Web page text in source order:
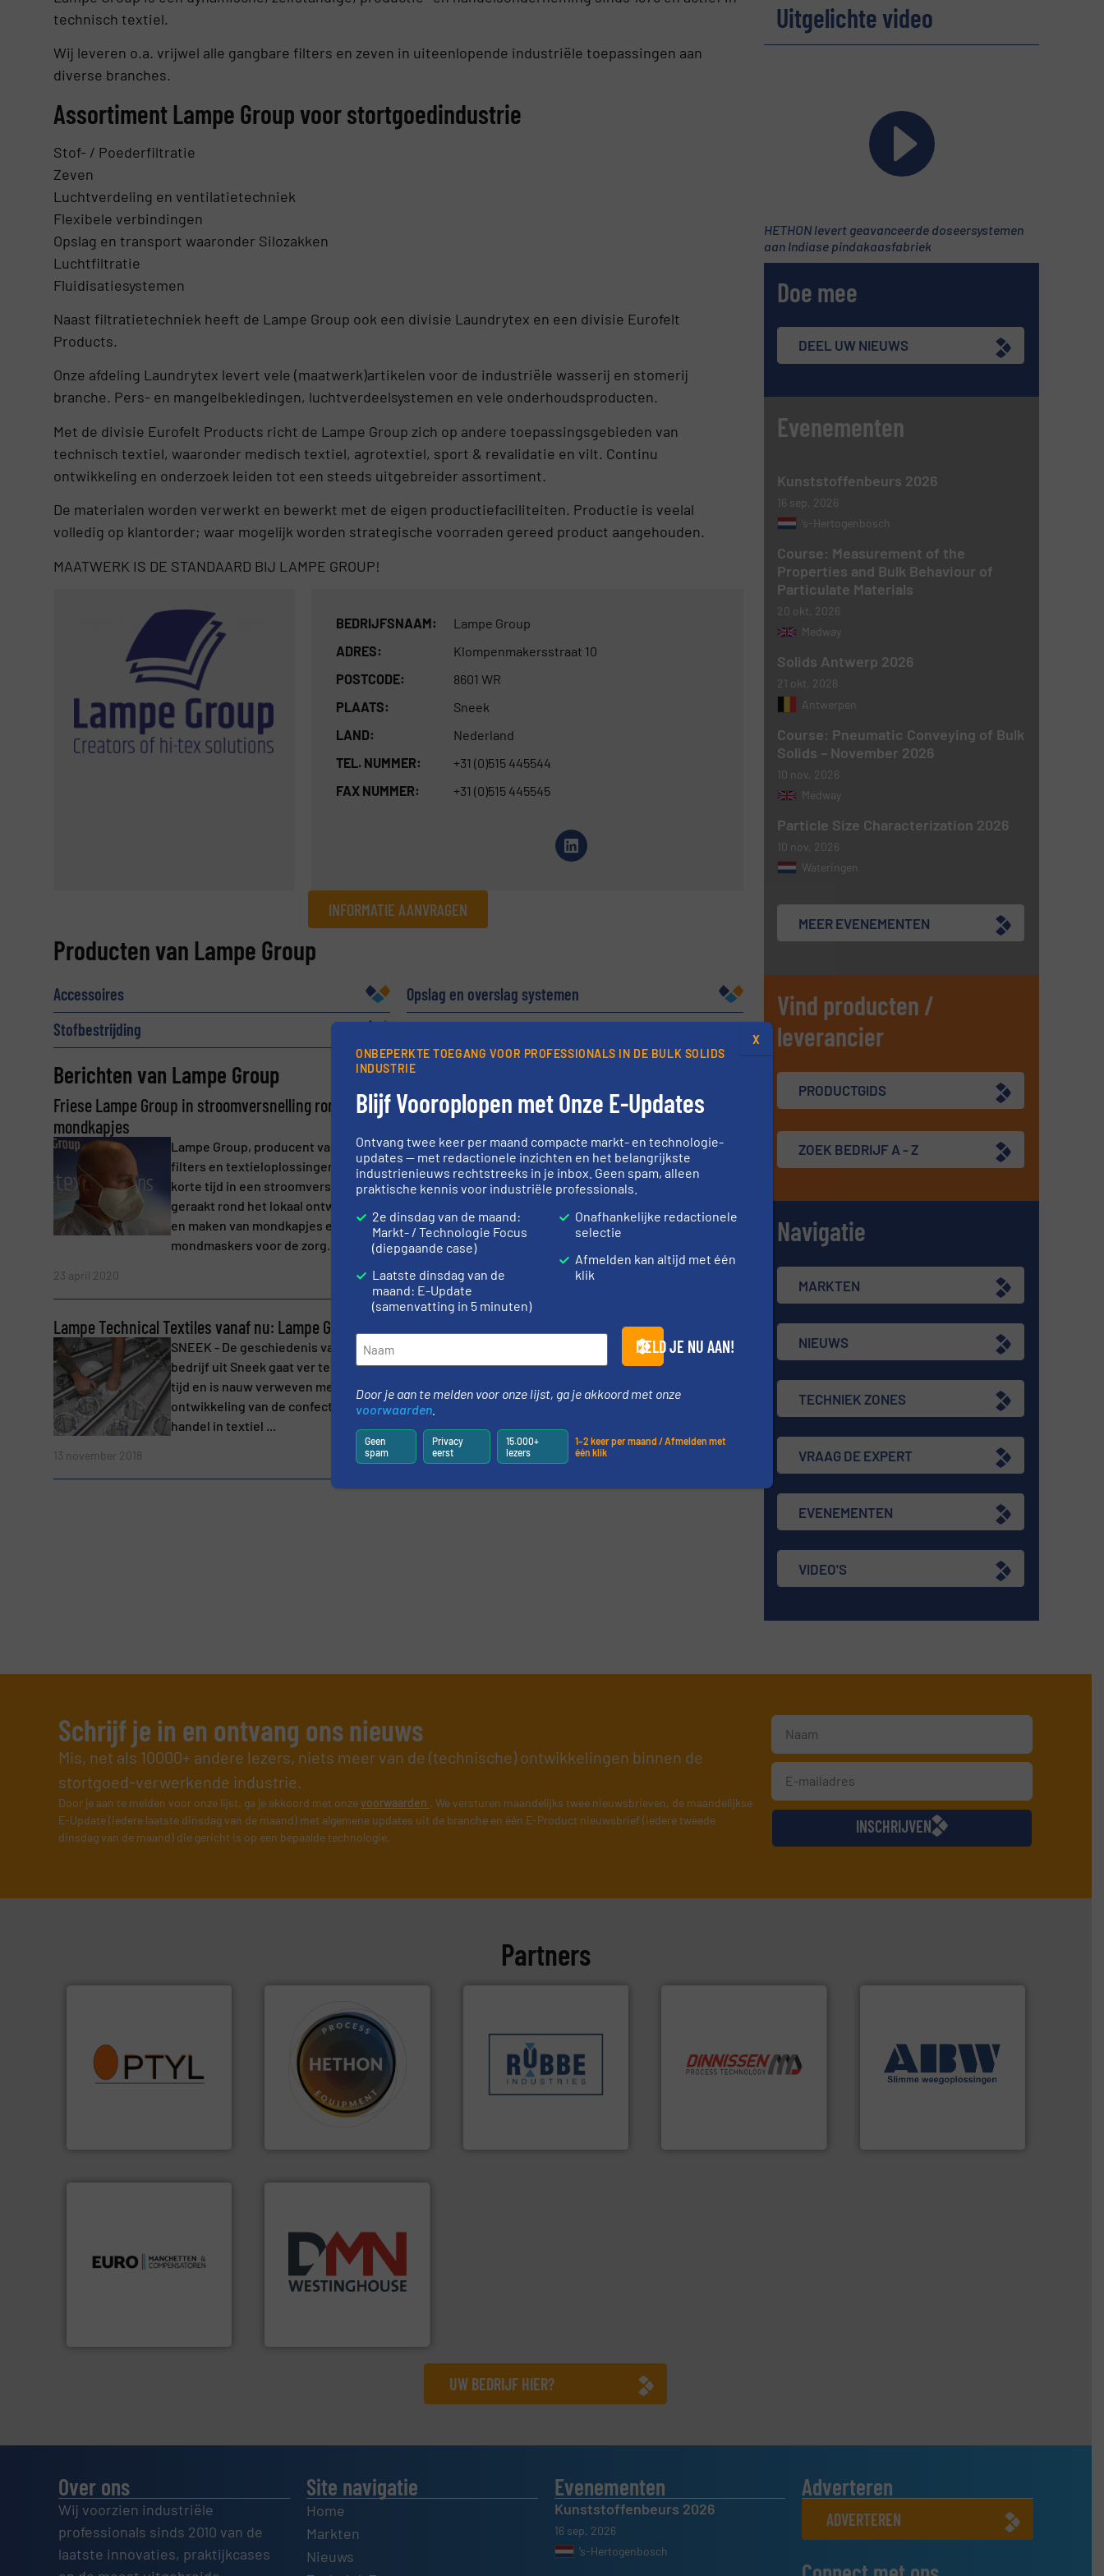
technisch textiel.
Wij leveren o.a. vrijwel alle gangbare filters en zeven in uiteenlopende industriële toepassingen aan
diverse branches.
Assortiment Lampe Group voor stortgoedindustrie
Stof- / Poederfiltratie
Zeven
Luchtverdeling en ventilatietechniek
Flexibele verbindingen
Opslag en transport waaronder Silozakken
Luchtfiltratie
Fluidisatiesystemen
Naast filtratietechniek heeft de Lampe Group ook een divisie Laundrytex en een divisie Eurofelt
Products.
Onze afdeling Laundrytex levert vele (maatwerk)artikelen voor de industriële wasserij en stomerij
branche. Pers- en mangelbekledingen, luchtverdeelsystemen en vele onderhoudsproducten.
Met de divisie Eurofelt Products richt de Lampe Group zich op andere toepassingsgebieden van
technisch textiel, waaronder medisch textiel, agrotextiel, sport & revalidatie en vilt. Continu
ontwikkeling en onderzoek leiden tot een steeds uitgebreider assortiment.
De materialen worden verwerkt en bewerkt met de eigen productiefaciliteiten. Productie is veelal
volledig op klantorder; waar mogelijk worden strategische voorraden gereed product aangehouden.
MAATWERK IS DE STANDAARD BIJ LAMPE GROUP!
BEDRIJFSNAAM:
Lampe Group
ADRES:
Klompenmakersstraat 10
POSTCODE:
8601 WR
PLAATS:
Sneek
LAND:
Nederland
TEL. NUMMER:
+31 (0)515 445544
FAX NUMMER:
+31 (0)515 445545
INFORMATIE AANVRAGEN
Informatie aanvragen
E-mail Telefoonnummer
Onderwerp
Bericht (Vereist)
Nieuwsbrief
Ja, schrijf mij in voor de BulkTech nieuwsbrieven.
CAPTCHA
Producten van Lampe Group
Accessoires
Opslag en overslag systemen
Stofbestrijding
Berichten van Lampe Group
Friese Lampe Group in stroomversnelling rond
mondkapjes
Lampe Group, producent van o.a.
filters en textieloplossingen, is in
korte tijd in een stroomversnelling
geraakt rond het lokaal ontwikkelen
en maken van mondkapjes en
mondmaskers voor de zorg. ...
23 april 2020 Lees meer
Op zoek naar een flexibele verbinding met een langere
Veel tijd kwijt bij het installeren en
het onderhoud van traditionele
manchetten en slangklemmen? Dat is
van Lampe Sieve en Flextex! ...
10 april 2019 Lees meer
Lampe Technical Textiles vanaf nu: Lampe Group!
SNEEK - De geschiedenis van het
bedrijf uit Sneek gaat ver terug in de
tijd en is nauw verweven met de
ontwikkeling van de confectie en de
handel in textiel ...
13 november 2018 Lees meer
LAMPE FlexTex, snelwisselsystemen JACOB en BFM
SNEEK - Binnen het assortiment
flexibele verbindingen winnen de
20 mei 2017
Uitgelichte video
HETHON levert geavanceerde doseersystemen
aan Indiase pindakaasfabriek
Doe mee
DEEL UW NIEUWS
Evenementen
Kunststoffenbeurs 2026
16 sep, 2026
’s-Hertogenbosch
Course: Measurement of the
Properties and Bulk Behaviour of
Particulate Materials
20 okt, 2026
Medway
Solids Antwerp 2026
21 okt, 2026
Antwerpen
Course: Pneumatic Conveying of Bulk
Solids – November 2026
10 nov, 2026
Medway
Particle Size Characterization 2026
10 nov, 2026
Wateringen
MEER EVENEMENTEN
Vind producten /
leverancier
PRODUCTGIDS
ZOEK BEDRIJF A - Z
Navigatie
MARKTEN
NIEUWS
TECHNIEK ZONES
VRAAG DE EXPERT
EVENEMENTEN
VIDEO'S
Schrijf je in en ontvang ons nieuws
Mis, net als 10000+ andere lezers, niets meer van de (technische) ontwikkelingen binnen de
stortgoed-verwerkende industrie.
Door je aan te melden voor onze lijst, ga je akkoord met onzevoorwaarden . We versturen maandelijks twee nieuwsbrieven, de maandelijkse
E-Update (iedere laatste dinsdag van de maand) met algemene updates uit de branche en één E-Product nieuwsbrief (iedere tweede
dinsdag van de maand) die gericht is op een bepaalde technologie.
INSCHRIJVEN
Partners
QAL1 metingen: Optyl is het
aanspreekpunt voor uw
vragen omtrent stof.Meer
HETHON is wereldwijd
specialist in poeder- en
vloeistofdosering, met
name bij lastig te verwerken
materialen.Meer info ➜
verpakking- en
transportprocessen die
klanten in verschillende
sectoren hebben geholpen.
stortgoedtechnologie.
Trusted by the best”.Meer
info ➜
aan weegapparatuur en -
componenten diverse
geautomatiseerde
weegoplossingen. Meer info
dan dertig jaar actief op het
gebied van flexibele
plastic-, (petro) chemische,
farmaceutische,
mineralen-, energie en
biomassa industrieën.
Meer info ➜
UW BEDRIJF HIER?
Over ons
Wij voorzien industriële
professionals sinds 2010 van de
laatste innovaties, praktijkcases
Site navigatie
Home
Markten
Nieuws
Evenementen
Kunststoffenbeurs 2026
16 sep, 2026
’s-Hertogenbosch
Adverteren
ADVERTEREN
ONBEPERKTE TOEGANG VOOR PROFESSIONALS IN DE BULK SOLIDS
INDUSTRIE
Blijf Vooroplopen met Onze E-Updates
Ontvang twee keer per maand compacte markt- en technologie-
updates — met redactionele inzichten en het belangrijkste
industrienieuws rechtstreeks in je inbox. Geen spam, alleen
praktische kennis voor industriële professionals.
2e dinsdag van de maand:
Markt- / Technologie Focus
(diepgaande case)
Laatste dinsdag van de
maand: E-Update
(samenvatting in 5 minuten)
Onafhankelijke redactionele
selectie
Afmelden kan altijd met één
klik
MELD JE NU AAN!
Door je aan te melden voor onze lijst, ga je akkoord met onze
voorwaarden
Geen
spam
Privacy
eerst
15.000+
lezers
1–2 keer per maand / Afmelden met
één klik
X